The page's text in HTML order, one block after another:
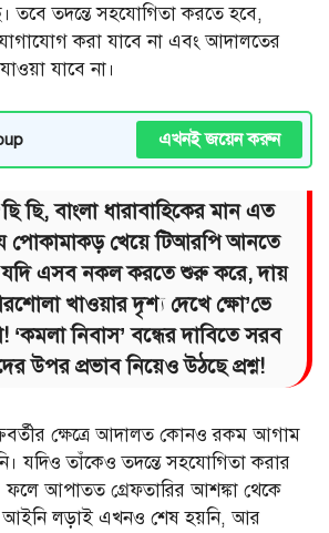
তবে তদন্তে সহযোগিতা করতে হবে,
করা যাবে না এবং আদালতের
যাবে না।
এখনই জয়েন করুন
ছি, বাংলা ধারাবাহিকের মান এত
পোকামাকড় খেয়ে টিআরপি আনতে
যদি এসব নকল করতে শুরু করে, দায়
খাওয়ার দৃশ্য দেখে ক্ষো’ভে
‘কমলা নিবাস’ বন্ধের দাবিতে সরব
উপর প্রভাব নিয়েও উঠছে প্রশ্ন!
ক্ষেত্রে আদালত কোনও রকম আগাম
যদিও তাঁকেও তদন্তে সহযোগিতা করার
ফলে আপাতত গ্রেফতারির আশঙ্কা থেকে
আইনি লড়াই এখনও শেষ হয়নি, আর